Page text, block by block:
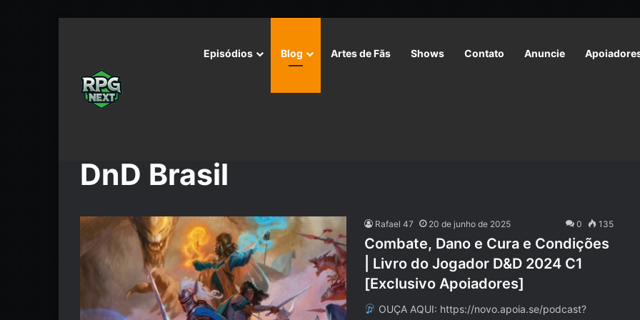
Episódios Blog Artes de Fãs Shows Contato Anuncie
DnD Brasil
Rafael 47 20 de junho de 2025 0 135
Combate, Dano e Cura e Condições
| Livro do Jogador D&D 2024 C1
[Exclusivo Apoiadores]
OUÇA AQUI: https://novo.apoia.se/podcast?